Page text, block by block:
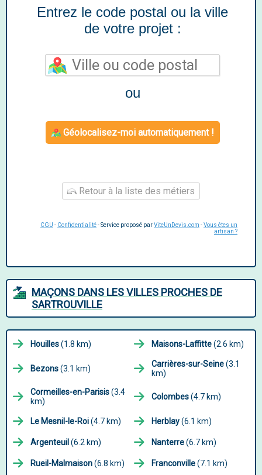
Entrez le code postal ou la ville
de votre projet :
ou
Géolocalisez-moi automatiquement !
Retour à la liste des métiers
CGU - Confidentialité- Service proposé parViteUnDevis.com -Vous êtes un
artisan ?
MAÇONS DANS LES VILLES PROCHES DE
SARTROUVILLE
Houilles(1.8 km) Maisons-Laffitte(2.6 km)
Bezons(3.1 km) Carrières-sur-Seine(3.1
km)
Cormeilles-en-Parisis(3.4
km)
Colombes(4.7 km)
Le Mesnil-le-Roi(4.7 km) Herblay(6.1 km)
Argenteuil (6.2 km) Nanterre(6.7 km)
Rueil-Malmaison(6.8 km) Franconville(7.1 km)